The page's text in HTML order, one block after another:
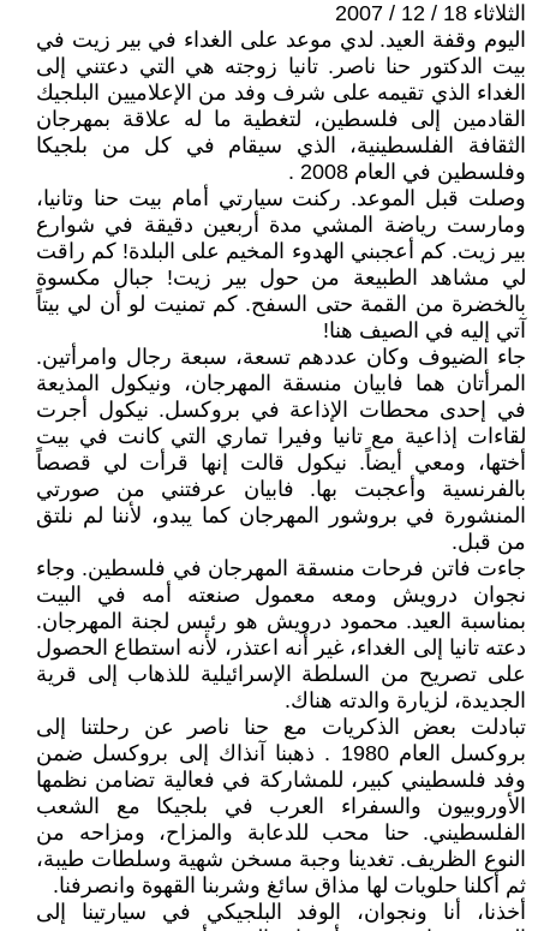
الثلاثاء 18 / 12 / 2007
اليوم وقفة العيد. لدي موعد على الغداء في بير زيت في
بيت الدكتور حنا ناصر. تانيا زوجته هي التي دعتني إلى
الغداء الذي تقيمه على شرف وفد من الإعلاميين البلجيك
القادمين إلى فلسطين، لتغطية ما له علاقة بمهرجان
الثقافة الفلسطينية، الذي سيقام في كل من بلجيكا
وفلسطين في العام 2008 .
وصلت قبل الموعد. ركنت سيارتي أمام بيت حنا وتانيا،
ومارست رياضة المشي مدة أربعين دقيقة في شوارع
بير زيت. كم أعجبني الهدوء المخيم على البلدة! كم راقت
لي مشاهد الطبيعة من حول بير زيت! جبال مكسوة
بالخضرة من القمة حتى السفح. كم تمنيت لو أن لي بيتاً
آتي إليه في الصيف هنا!
جاء الضيوف وكان عددهم تسعة، سبعة رجال وامرأتين.
المرأتان هما فابيان منسقة المهرجان، ونيكول المذيعة
في إحدى محطات الإذاعة في بروكسل. نيكول أجرت
لقاءات إذاعية مع تانيا وفيرا تماري التي كانت في بيت
أختها، ومعي أيضاً. نيكول قالت إنها قرأت لي قصصاً
بالفرنسية وأعجبت بها. فابيان عرفتني من صورتي
المنشورة في بروشور المهرجان كما يبدو، لأننا لم نلتق
من قبل.
جاءت فاتن فرحات منسقة المهرجان في فلسطين. وجاء
نجوان درويش ومعه معمول صنعته أمه في البيت
بمناسبة العيد. محمود درويش هو رئيس لجنة المهرجان.
دعته تانيا إلى الغداء، غير أنه اعتذر، لأنه استطاع الحصول
على تصريح من السلطة الإسرائيلية للذهاب إلى قرية
الجديدة، لزيارة والدته هناك.
تبادلت بعض الذكريات مع حنا ناصر عن رحلتنا إلى
بروكسل العام 1980 . ذهبنا آنذاك إلى بروكسل ضمن
وفد فلسطيني كبير، للمشاركة في فعالية تضامن نظمها
الأوروبيون والسفراء العرب في بلجيكا مع الشعب
الفلسطيني. حنا محب للدعابة والمزاح، ومزاحه من
النوع الظريف. تغدينا وجبة مسخن شهية وسلطات طيبة،
ثم أكلنا حلويات لها مذاق سائغ وشربنا القهوة وانصرفنا.
أخذنا، أنا ونجوان، الوفد البلجيكي في سيارتينا إلى